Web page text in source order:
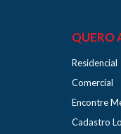
QUERO
Residencial
Comercial
Encontre
Cadastro